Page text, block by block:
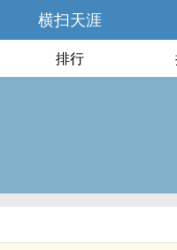
横扫天涯
排行